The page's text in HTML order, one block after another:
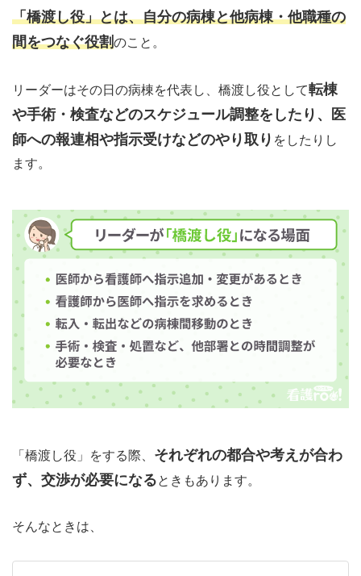
「橋渡し役」とは、自分の病棟と他病棟・他職種の
間をつなぐ役割のこと。
リーダーはその日の病棟を代表し、橋渡し役として転棟
や手術・検査などのスケジュール調整をしたり、医
師への報連相や指示受けなどのやり取り をしたりし
ます。
「橋渡し役」をする際、 それぞれの都合や考えが合わ
ず、交渉が必要になるときもあります。
そんなときは、